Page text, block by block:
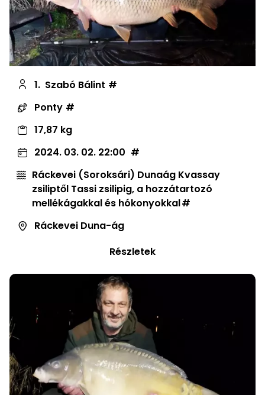
1. Szabó Bálint
Ponty
17,87 kg
2024. 03. 02. 22:00
Ráckevei (Soroksári) Dunaág Kvassay
zsiliptől Tassi zsilipig, a hozzátartozó
mellékágakkal és hókonyokkal
Ráckevei Duna-ág
Részletek